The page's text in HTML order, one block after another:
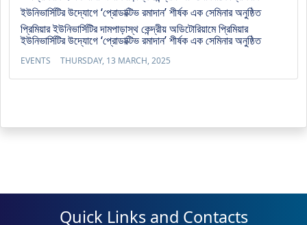
প্রিমিয়ার ইউনিভার্সিটির দামপাড়াস্থ কেন্দ্রীয় অডিটোরিয়ামে প্রিমিয়ার
ইউনিভার্সিটির উদ্যোগে ‘প্রোডাক্টিভ রমাদান’ শীর্ষক এক সেমিনার অনুষ্ঠিত
EVENTS THURSDAY, 13 MARCH, 2025
Quick Links and Contacts